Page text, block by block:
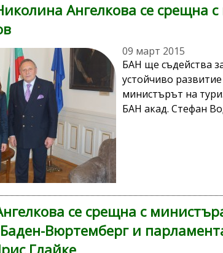
Ангелкова се срещна
09 март 2015
БАН ще съдейства
устойчиво
министърът на
БАН акад. Стефан
се срещна с
Вюртемберг и